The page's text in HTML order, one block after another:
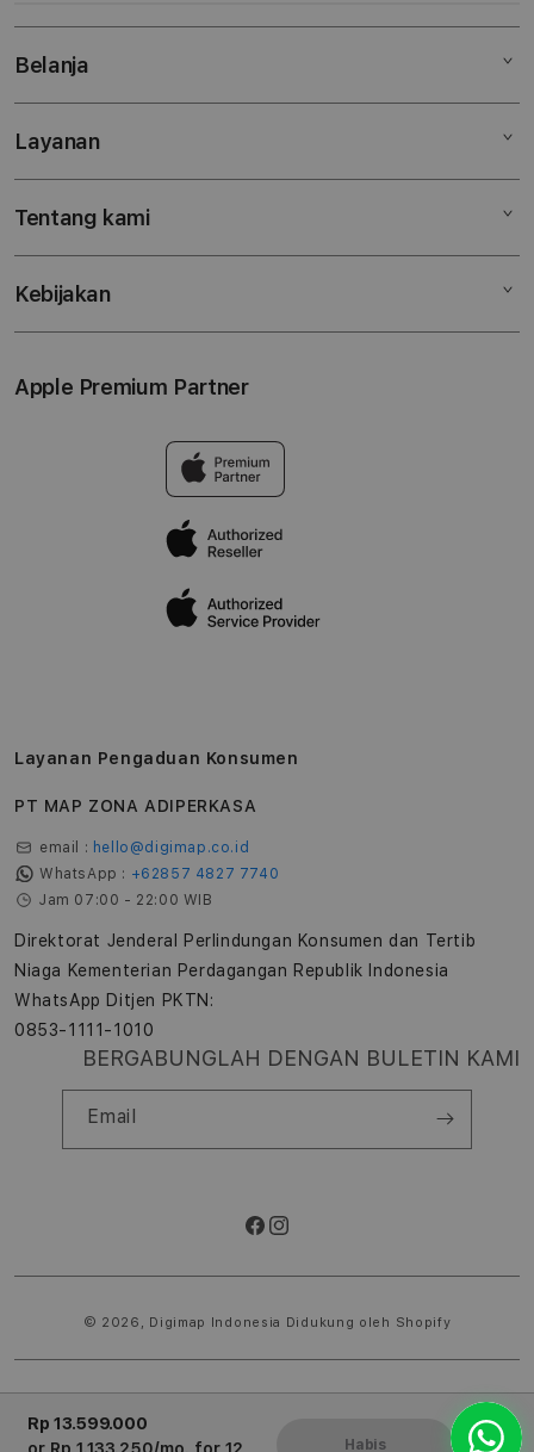
Rp 13.599.000
Habis
Belanja
Mac
Layanan
Digimap Open Studio
Tukar tambah
Lokasi servis center
Pembatalan transaksi
Edukasi & Perusahaan
Tentang kami
Hubungi kami
Tentang Digimap
Kebijakan
Apple Premium Partner
Layanan Pengaduan Konsumen
PT MAP ZONA ADIPERKASA
email : hello@digimap.co.id
WhatsApp : +62857 4827 7740
Jam 07:00 - 22:00 WIB
Direktorat Jenderal Perlindungan Konsumen dan Tertib
Niaga Kementerian Perdagangan Republik Indonesia
WhatsApp Ditjen PKTN:
0853-1111-1010
BERGABUNGLAH DENGAN BULETIN KAMI
Email
Facebook
Instagram
pembayaran
© 2026, Digimap Indonesia Didukung oleh Shopify